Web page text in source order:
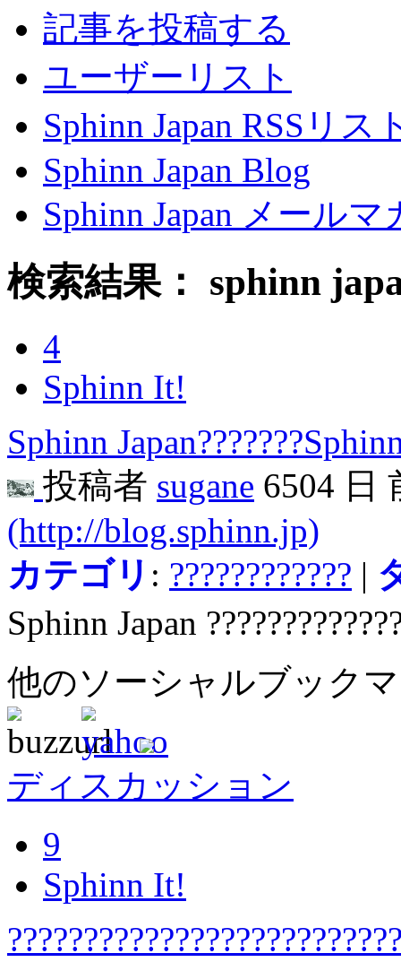
記事を投稿する
ユーザーリスト
Sphinn Japan RSSリス
Sphinn Japan Blog
Sphinn Japan メールマ
検索結果： sphinn
4
Sphinn It!
Sphinn
投稿者 sugane 6504 日
(http://blog.sphinn.jp)
カテゴリ : ???????????? |
Sphinn Japan
他のソーシャルブック
ディスカッション
9
Sphinn It!